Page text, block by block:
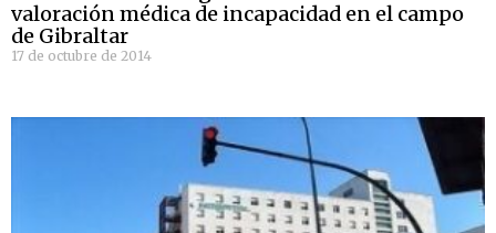
valoración médica de incapacidad en el campo
de Gibraltar
17 de octubre de 2014